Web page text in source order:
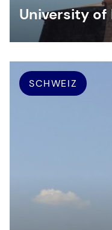
University
SCHWEIZ